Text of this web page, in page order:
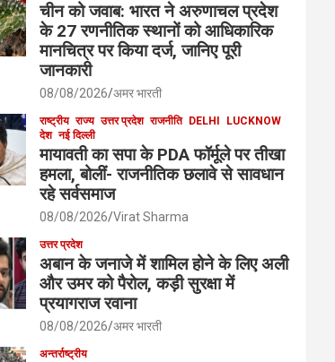
चीन को जवाब: भारत ने अरुणाचल प्रदेश
के 27 रणनीतिक स्थानों को आधिकारिक
मानचित्र पर किया दर्ज, जानिए पूरी
जानकारी
08/08/2026 अमर भारती
राष्ट्रीय राज्य उत्तर प्रदेश राजनीति DELHI
LUCKNOW
देश नई दिल्ली
मायावती का सपा के PDA फॉर्मूले पर तीखा
हमला, बोलीं- राजनीतिक छलावे से सावधान
रहे सर्वसमाज
08/08/2026 Virat Sharma
उत्तर प्रदेश
अबान के जनाजे में शामिल होने के लिए अली
और उमर को पैरोल, कड़ी सुरक्षा में
प्रयागराज रवाना
08/08/2026 अमर भारती
अन्तर्राष्ट्रीय